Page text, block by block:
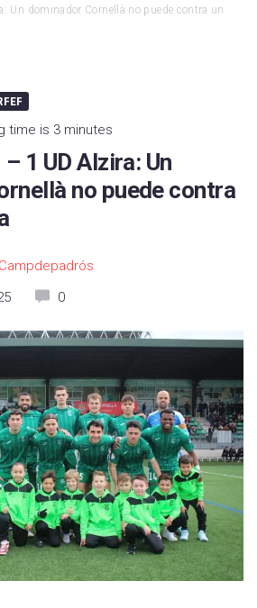
Un dominador Cornellà no puede contra un
time is 3 minutes
1 UD Alzira: Un
no puede contra
0